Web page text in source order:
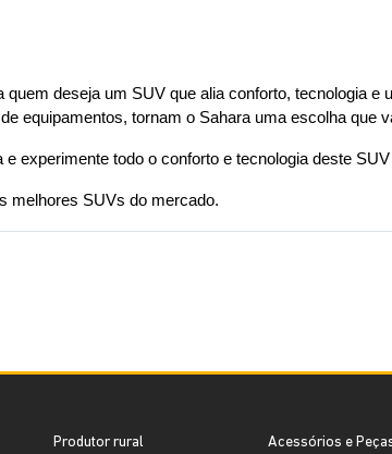
deseja um SUV que alia conforto, tecnologia e
equipamentos, tornam o Sahara uma escolha que
e experimente todo o conforto e tecnologia deste
melhores SUVs do mercado.
Produtor rural Acessórios e